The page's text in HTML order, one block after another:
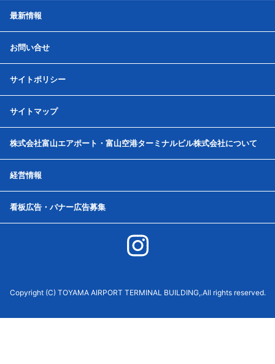
最新情報
お問い合せ
サイトポリシー
サイトマップ
株式会社富山エアポート・富山空港ターミナルビル株式会社について
経営情報
看板広告・バナー広告募集
Copyright (C) TOYAMA AIRPORT TERMINAL BUILDING,.All rights reserved.